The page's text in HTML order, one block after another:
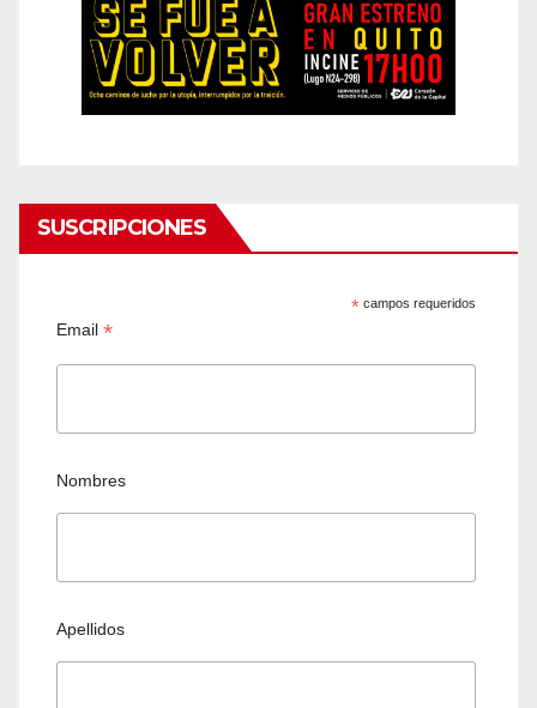
SUSCRIPCIONES
* campos requeridos
Email*
Nombres
Apellidos